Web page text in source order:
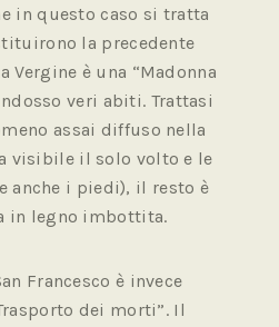
in questo caso si tratta
la precedente
Vergine è una “Madonna
veri abiti. Trattasi
assai diffuso nella
visibile il solo volto e le
anche i piedi), il resto è
in legno imbottita.
Francesco è invece
dei morti”. Il